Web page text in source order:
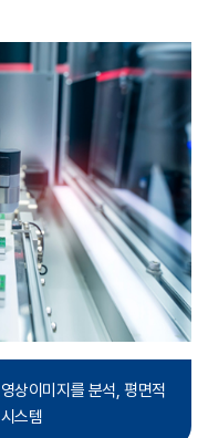
상이미지를 분석,평면적
스템